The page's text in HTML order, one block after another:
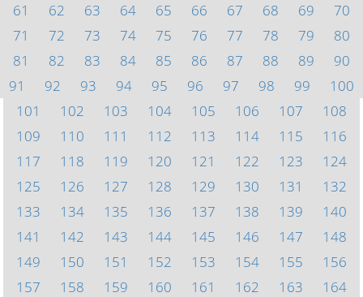
61
62 63 64 65 66 67 68 69
70
71
72 73 74 75 76 77 78 79
80
81
82 83 84 85 86 87 88 89
90
91
92 93 94 95 96 97 98 99
100
101
102 103 104 105 106 107
108
109
110 111 112 113 114 115
116
117
118 119 120 121 122 123
124
125
126 127 128 129 130 131
132
133
134 135 136 137 138 139
140
141
142 143 144 145 146 147
148
149
150 151 152 153 154 155
156
157
158 159 160 161 162 163
164